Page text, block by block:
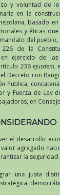
y voluntad de
en la
basado
y éticas
del
de la
en ejercicio de
236 ejusdem,
Decreto con
Publica,
y Fuerza de Ley
en
el desarrollo
agregado
la
una justa